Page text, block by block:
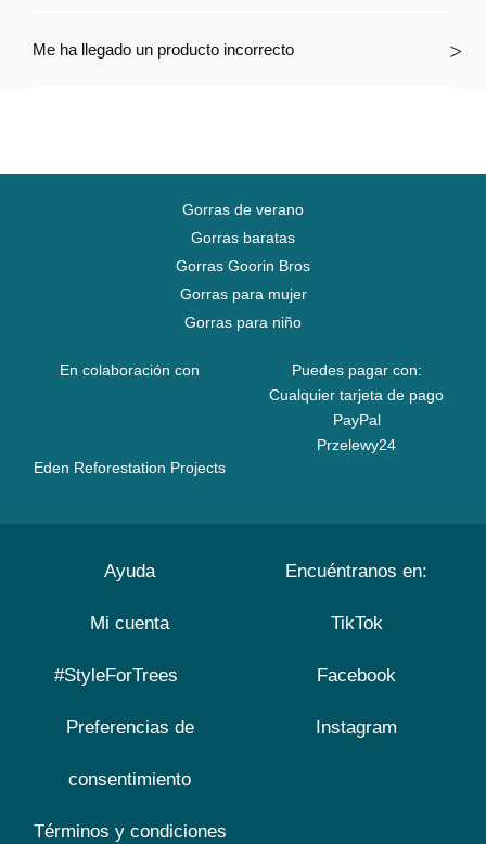
Me ha llegado un producto incorrecto
Gorras de verano
Gorras baratas
Gorras Goorin Bros
Gorras para mujer
Gorras para niño
En colaboración con
Eden Reforestation Projects
Puedes pagar con:
Cualquier tarjeta de pago
PayPal
Przelewy24
Ayuda
Mi cuenta
#StyleForTrees
Preferencias de
consentimiento
Términos y condiciones
Encuéntranos en:
TikTok
Facebook
Instagram